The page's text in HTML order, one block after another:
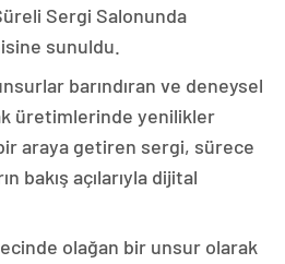
Sergi Salonunda
sunuldu.
barındıran ve deneysel
üretimlerinde yenilikler
araya getiren sergi, sürece
bakış açılarıyla dijital
olağan bir unsur olarak